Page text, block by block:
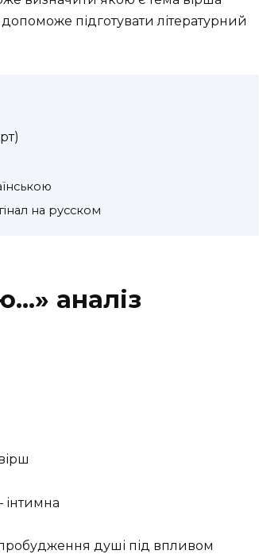
підготувати літературний
на русском
аналіз
інтимна
душі під впливом